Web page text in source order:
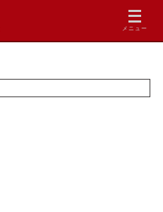
メニュー